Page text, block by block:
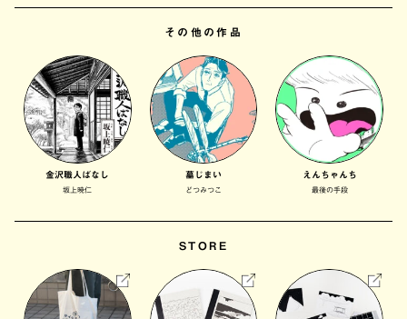
その他の作品
金沢職人ばなし
坂上暁仁
墓じまい
どつみつこ
えんちゃんち
最後の手段
STORE